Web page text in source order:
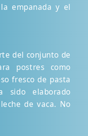
empanada y el
del conjunto de
postres como
fresco de pasta
sido elaborado
de vaca. No